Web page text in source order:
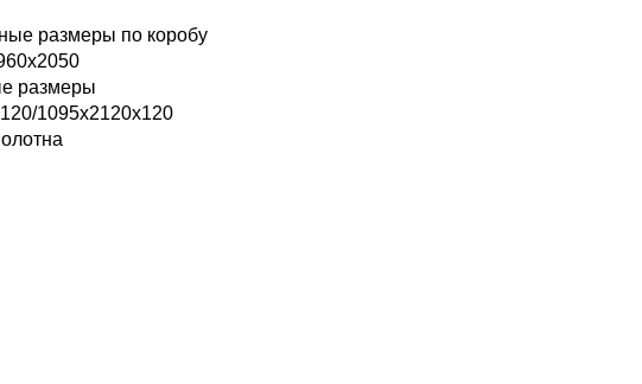
размеры по коробу
размеры
1095х2120х120